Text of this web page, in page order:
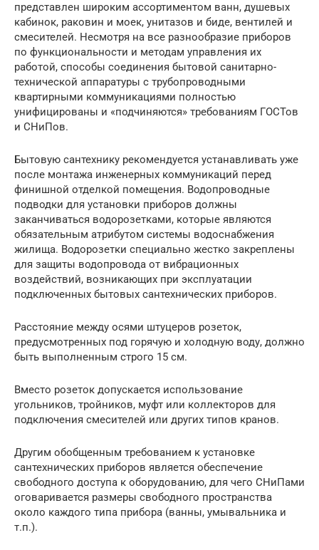
представлен широким ассортиментом ванн, душевых
кабинок, раковин и моек, унитазов и биде, вентилей и
смесителей. Несмотря на все разнообразие приборов
по функциональности и методам управления их
работой, способы соединения бытовой санитарно-
технической аппаратуры с трубопроводными
квартирными коммуникациями полностью
унифицированы и «подчиняются» требованиям ГОСТов
и СНиПов.
Бытовую сантехнику рекомендуется устанавливать уже
после монтажа инженерных коммуникаций перед
финишной отделкой помещения. Водопроводные
подводки для установки приборов должны
заканчиваться водорозетками, которые являются
обязательным атрибутом системы водоснабжения
жилища. Водорозетки специально жестко закреплены
для защиты водопровода от вибрационных
воздействий, возникающих при эксплуатации
подключенных бытовых сантехнических приборов.
Расстояние между осями штуцеров розеток,
предусмотренных под горячую и холодную воду, должно
быть выполненным строго 15 см.
Вместо розеток допускается использование
угольников, тройников, муфт или коллекторов для
подключения смесителей или других типов кранов.
Другим обобщенным требованием к установке
сантехнических приборов является обеспечение
свободного доступа к оборудованию, для чего СНиПами
оговаривается размеры свободного пространства
около каждого типа прибора (ванны, умывальника и
т.п.).